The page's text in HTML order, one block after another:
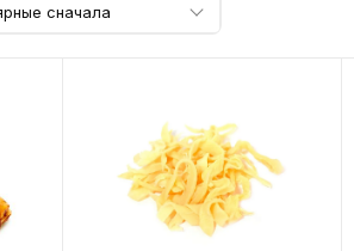
сначала